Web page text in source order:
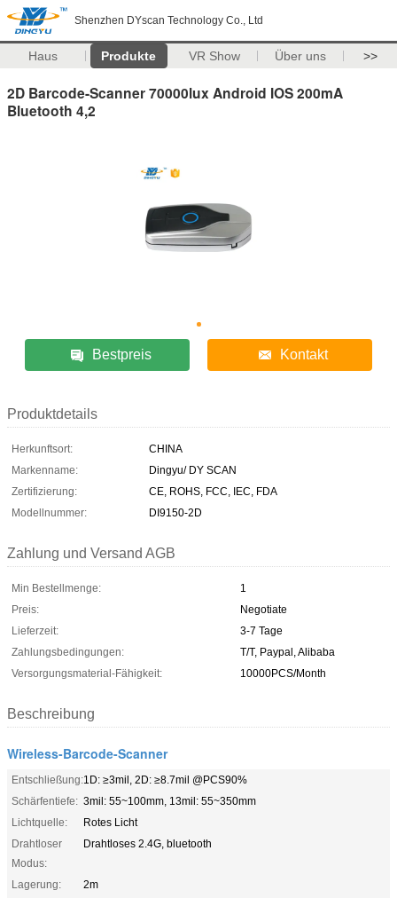
Shenzhen DYscan Technology Co., Ltd
Haus Produkte VR Show Über uns >>
2D Barcode-Scanner 70000lux Android IOS 200mA
Bluetooth 4,2
Bestpreis Kontakt
Produktdetails
Herkunftsort:
CHINA
Markenname:
Dingyu/ DY SCAN
Zertifizierung:
CE, ROHS, FCC, IEC, FDA
Modellnummer:
DI9150-2D
Zahlung und Versand AGB
Min Bestellmenge:
1
Preis:
Negotiate
Lieferzeit:
3-7 Tage
Zahlungsbedingungen:
T/T, Paypal, Alibaba
Versorgungsmaterial-Fähigkeit:
10000PCS/Month
Beschreibung
Wireless-Barcode-Scanner
Entschließung:1D: ≥3mil, 2D: ≥8.7mil @PCS90%
Schärfentiefe: 3mil: 55~100mm, 13mil: 55~350mm
Lichtquelle:
Rotes Licht
Drahtloser
Modus:
Drahtloses 2.4G, bluetooth
Lagerung:
2m